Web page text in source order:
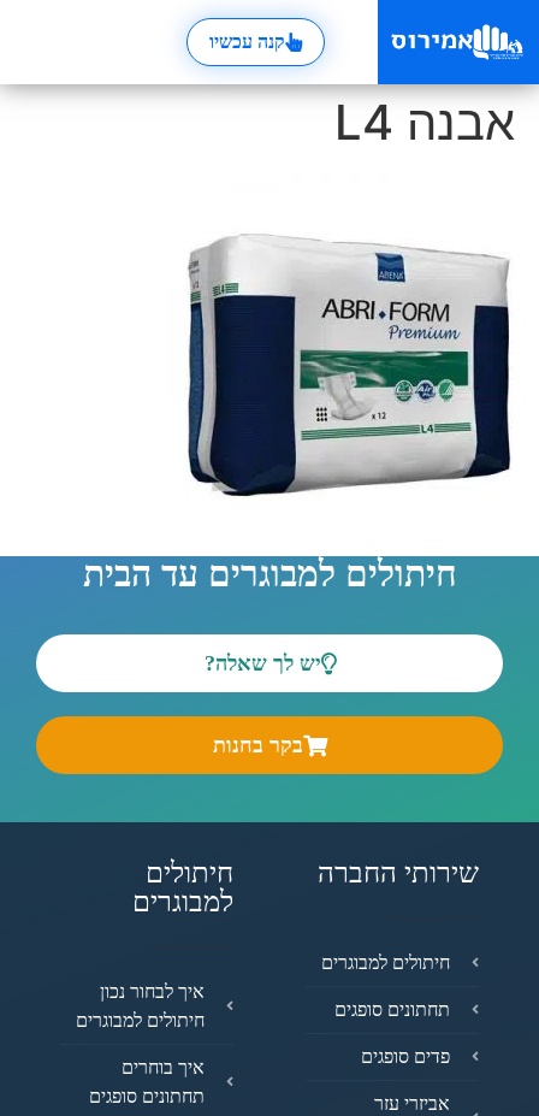
קנה עכשיו
אבנה L4
חיתולים למבוגרים עד הבית
יש לך שאלה?
בקר בחנות
שירותי החברה
חיתולים למבוגרים
תחתונים סופגים
פדים סופגים
אביזרי עזר
חיתולים
למבוגרים
איך לבחור נכון
חיתולים למבוגרים
איך בוחרים
תחתונים סופגים